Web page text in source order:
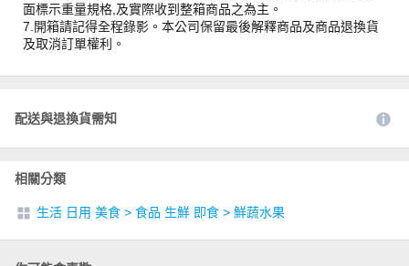
面標示重量規格,及實際收到整箱商品之為主。
7.開箱請記得全程錄影。本公司保留最後解釋商品及商品退換貨
及取消訂單權利。
配送與退換貨需知
相關分類
生活 日用 美食 > 食品 生鮮 即食 > 鮮蔬水果